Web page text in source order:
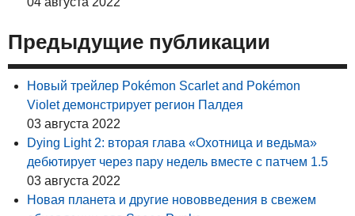
Предыдущие публикации
Новый трейлер Pokémon Scarlet and Pokémon
Violet демонстрирует регион Палдея
03 августа 2022
Dying Light 2: вторая глава «Охотница и ведьма»
дебютирует через пару недель вместе с патчем 1.5
03 августа 2022
Новая планета и другие нововведения в свежем